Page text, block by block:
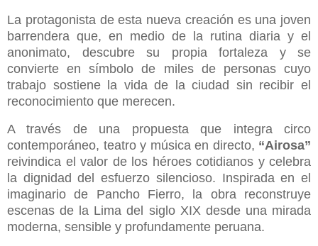
La protagonista de esta nueva creación es una joven
barrendera que, en medio de la rutina diaria y el
anonimato, descubre su propia fortaleza y se
convierte en símbolo de miles de personas cuyo
trabajo sostiene la vida de la ciudad sin recibir el
reconocimiento que merecen.
A través de una propuesta que integra circo
contemporáneo, teatro y música en directo, “Airosa”
reivindica el valor de los héroes cotidianos y celebra
la dignidad del esfuerzo silencioso. Inspirada en el
imaginario de Pancho Fierro, la obra reconstruye
escenas de la Lima del siglo XIX desde una mirada
moderna, sensible y profundamente peruana.